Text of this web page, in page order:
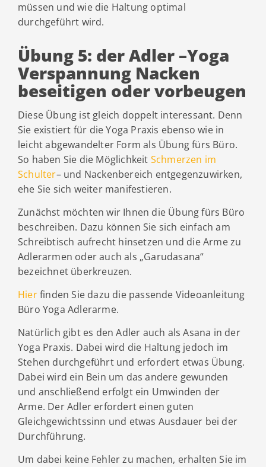
müssen und wie die Haltung optimal
durchgeführt wird.
Übung 5: der Adler –Yoga
Verspannung Nacken
beseitigen oder vorbeugen
Diese Übung ist gleich doppelt interessant. Denn
Sie existiert für die Yoga Praxis ebenso wie in
leicht abgewandelter Form als Übung fürs Büro.
So haben Sie die Möglichkeit Schmerzen im
Schulter– und Nackenbereich entgegenzuwirken,
ehe Sie sich weiter manifestieren.
Zunächst möchten wir Ihnen die Übung fürs Büro
beschreiben. Dazu können Sie sich einfach am
Schreibtisch aufrecht hinsetzen und die Arme zu
Adlerarmen oder auch als „Garudasana“
bezeichnet überkreuzen.
Hierfinden Sie dazu die passende Videoanleitung
Büro Yoga Adlerarme.
Natürlich gibt es den Adler auch als Asana in der
Yoga Praxis. Dabei wird die Haltung jedoch im
Stehen durchgeführt und erfordert etwas Übung.
Dabei wird ein Bein um das andere gewunden
und anschließend erfolgt ein Umwinden der
Arme. Der Adler erfordert einen guten
Gleichgewichtssinn und etwas Ausdauer bei der
Durchführung.
Um dabei keine Fehler zu machen, erhalten Sie im